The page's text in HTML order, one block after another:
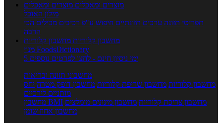
מוצרים ומאכלים מוצרים ומאכלים
מילון האוכל
תפריטי תזונה ערכים תזונתיים חיפוש ע"פ רכיבים מכילים הכי
הרבה
מחשבון קלוריות מחשבון קלוריות
מנוי FoodsDictionary
5 ימי ניסיון חינם - לחצו לפרטים נוספים
מחשבוני תזונה ובריאות
מחשבון קלוריות מחשבון שריפת קלוריות מחשבון דופק מטרה יחס
מותניים לירכיים
מחשבון BMI
מחשבון צריכת קלוריות מחשבון מינונים מומלצים
מחשבון אחוז שומן